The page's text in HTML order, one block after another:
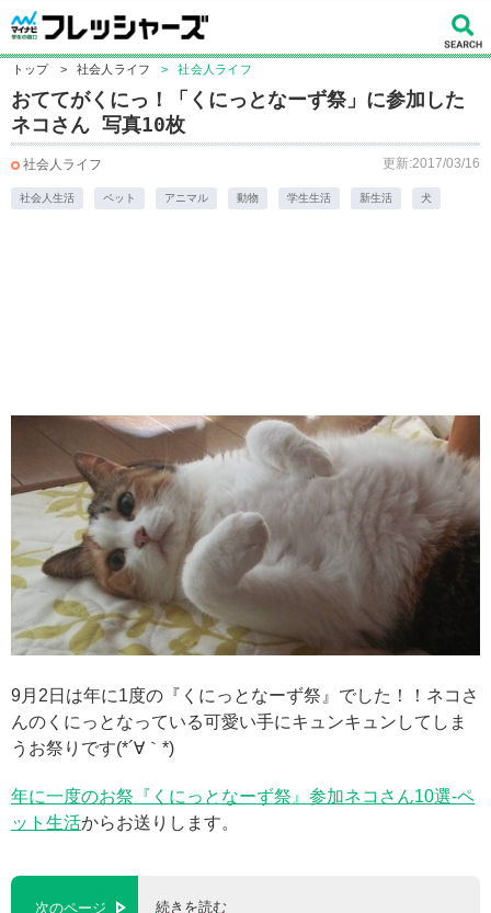
トップ > 社会人ライフ > 社会人ライフ
おててがくにっ！「くにっとなーず祭」に参加した
ネコさん 写真10枚
社会人ライフ 更新:2017/03/16
社会人生活 ペット アニマル 動物 学生生活 新生活 犬
9月2日は年に1度の『くにっとなーず祭』でした！！ネコさ
んのくにっとなっている可愛い手にキュンキュンしてしま
うお祭りです(*´∀｀*)
年に一度のお祭『くにっとなーず祭』参加ネコさん10選-ペ
ット生活からお送りします。
次のページ 続きを読む